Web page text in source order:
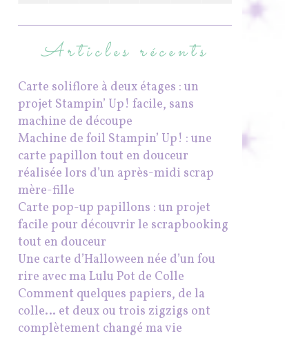
Articles récents
Carte soliflore à deux étages : un
projet Stampin’ Up! facile, sans
machine de découpe
Machine de foil Stampin’ Up! : une
carte papillon tout en douceur
réalisée lors d’un après-midi scrap
mère-fille
Carte pop-up papillons : un projet
facile pour découvrir le scrapbooking
tout en douceur
Une carte d’Halloween née d’un fou
rire avec ma Lulu Pot de Colle
Comment quelques papiers, de la
colle… et deux ou trois zigzigs ont
complètement changé ma vie